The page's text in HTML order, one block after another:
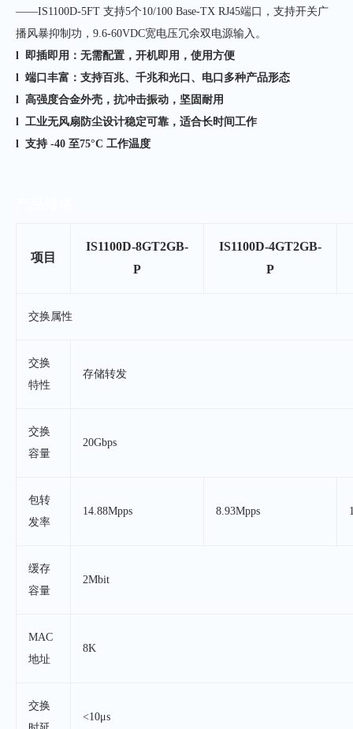
——IS1100D-5FT 支持5个10/100 Base-TX RJ45端口，支持开关广
播风暴抑制功，9.6-60VDC宽电压冗余双电源输入。
l 即插即用：无需配置，开机即用，使用方便
l 端口丰富：支持百兆、千兆和光口、电口多种产品形态
l 高强度合金外壳，抗冲击振动，坚固耐用
l 工业无风扇防尘设计稳定可靠，适合长时间工作
l 支持 -40 至75°C 工作温度
项目
IS1100D-8GT2GB-
P
IS1100D-4GT2GB-
P
交换属性
交换
特性
存储转发
交换
容量
20Gbps
包转
发率
14.88Mpps 8.93Mpps
缓存
容量
2Mbit
MAC
地址
8K
交换
<10μs